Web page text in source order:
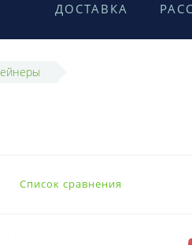
ДОСТАВКА
Список сравнения